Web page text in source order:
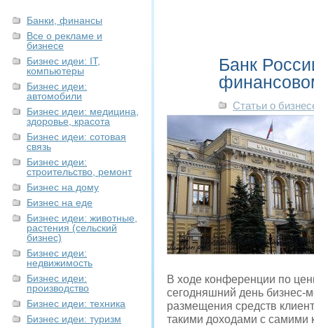
Банки, финансы
Все о рекламе и
бизнесе
Бизнес идеи: IT,
компьютеры
Бизнес идеи:
автомобили
Бизнес идеи: медицина,
здоровье, красота
Бизнес идеи: сотовая
связь
Бизнес идеи:
строительство, ремонт
Бизнес на дому
Бизнес на еде
Бизнес идеи: животные,
растения (сельский
бизнес)
Бизнес идеи:
недвижимость
Бизнес идеи:
производство
Бизнес идеи: техника
Бизнес идеи: туризм
Банк
Статьи о
В ходе конференции по
сегодняшний день бизнес-
размещения средств
такими доходами с самими